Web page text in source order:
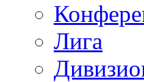
Лига